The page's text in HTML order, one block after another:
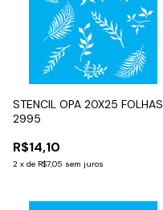
STENCIL OPA 20X25 FOLHAS
2995
R$14,10
2 x de R$7,05 sem juros